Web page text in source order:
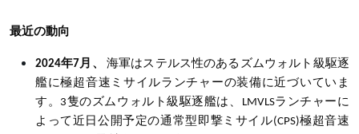
最近の動向
2024年7月、 海軍はステルス性のあるズムウォルト級駆逐
艦に極超音速ミサイルランチャーの装備に近づいていま
す。 3隻のズムウォルト級駆逐艦は、LMVLSランチャーに
よって近日公開予定の通常型即撃ミサイル(CPS)極超音速